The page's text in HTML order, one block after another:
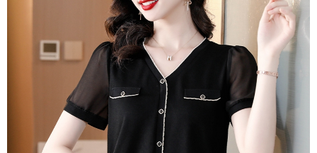
１．透過由恩沛科技股份有限公司提供之「AFTEE先享後付」服務完成之交
易，需依本服務之必要範圍內提供個人資料，並將交易相關給付款項請求債
權轉讓予恩沛科技股份有限公司。
２．關於個人資料處理事宜，請瀏覽以下網址：
https://aftee.tw/terms/#terms3
３．未成年的使用者請事先徵得法定代理人或監護人之同意方可使用
「AFTEE先享後付」，若未經同意申辦者引起之損失，本公司不負相關責
４．使用「AFTEE先享後付」時，將依據個別帳號之用戶狀況，依本公司即
時審查核予不同之上限額度；若仍有額度不足之情形，本公司將視審查結果
每筆NT$80，滿NT$699(含以上)免運費
付款後7-11取貨
每筆NT$80，滿NT$699(含以上)免運費
每筆NT$70，滿NT$699(含以上)免運費
離島-郵局寄送